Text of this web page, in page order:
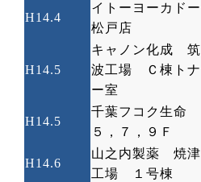
H14.4
イトーヨーカドー
松戸店
H14.5
キャノン化成 筑
波工場 Ｃ棟トナ
ー室
H14.5
千葉フコク生命
５，７，９Ｆ
H14.6
山之内製薬 焼津
工場 １号棟